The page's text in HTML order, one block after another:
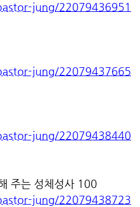
jung/22079436951
jung/22079437665
jung/22079438440
주는 성체성사 100
jung/22079438723